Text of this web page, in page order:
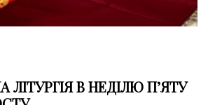
В НЕДІЛЮ ПʼЯТУ